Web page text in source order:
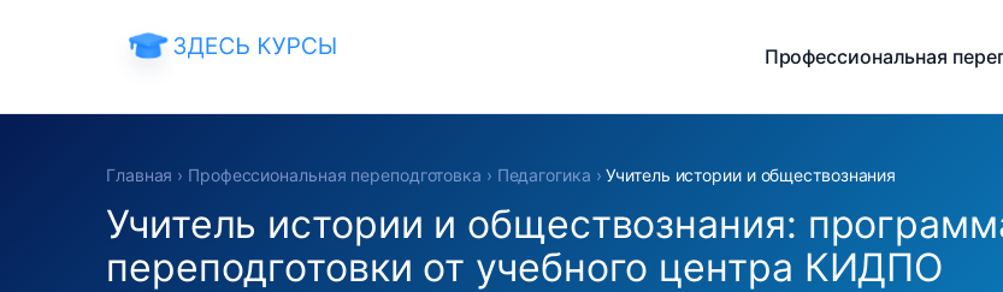
Профессиональная
Главная › Профессиональная переподготовка › Педагогика ›Учитель истории и обществознания
Учитель истории и обществознания:
переподготовки от учебного центра КИДПО